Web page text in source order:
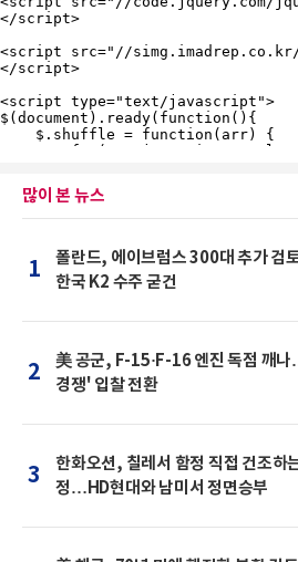
많이 본 뉴스
1
폴란드, 에이브럼스 300대 추가 검
한국 K2 수주 굳건
2
美 공군, F-15·F-16 엔진 독점 깨
경쟁' 입찰 전환
3
한화오션, 칠레서 함정 직접 건조하
정…HD현대와 남미서 정면승부